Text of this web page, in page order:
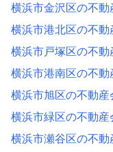
横浜市金沢区の不動
横浜市港北区の不動
横浜市戸塚区の不動
横浜市港南区の不動
横浜市旭区の不動産
横浜市緑区の不動産
横浜市瀬谷区の不動